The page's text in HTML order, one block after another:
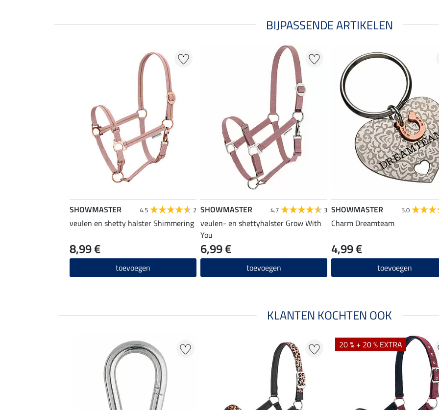
BIJPASSENDE ARTIKELEN
SHOWMASTER 4.5 2
veulen en shetty halster Shimmering
8,99 €
toevoegen
SHOWMASTER 4.7 3
veulen- en shettyhalster Grow With
You
6,99 €
toevoegen
SHOWMASTER 5.0
Charm Dreamteam
4,99 €
toevoegen
KLANTEN KOCHTEN OOK
20 % + 20 % EXTRA